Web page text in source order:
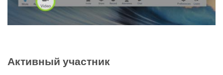
Активный участник